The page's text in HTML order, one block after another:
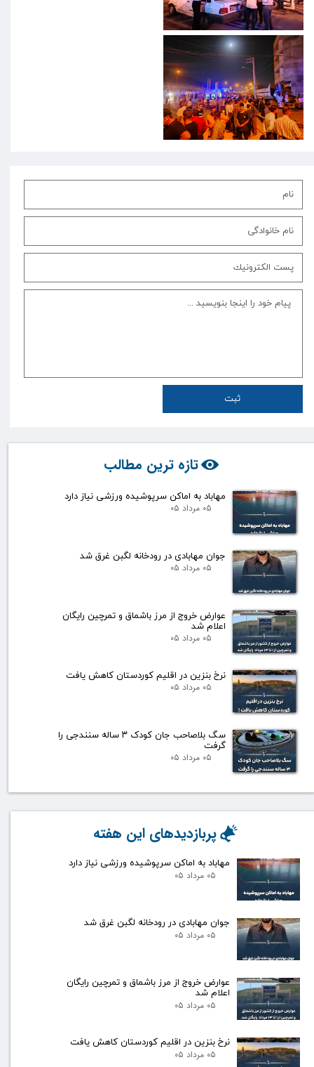
تازه ترین مطالب
مهاباد به اماکن سرپوشیده ورزشی نیاز دارد
۰۵ مرداد ۰۵
جوان مهابادی در رودخانه لگبن غرق شد
۰۵ مرداد ۰۵
عوارض خروج از مرز باشماق و تمرچین رایگان
اعلام شد
۰۵ مرداد ۰۵
نرخ بنزین در اقلیم کوردستان کاهش یافت
۰۵ مرداد ۰۵
سگ بلاصاحب جان کودک ۳ ساله سنندجی را
گرفت
۰۵ مرداد ۰۵
مهاباد به اماکن سرپوشیده ورزشی نیاز دارد
۰۵ مرداد ۰۵
جوان مهابادی در رودخانه لگبن غرق شد
۰۵ مرداد ۰۵
عوارض خروج از مرز باشماق و تمرچین رایگان
اعلام شد
۰۵ مرداد ۰۵
نرخ بنزین در اقلیم کوردستان کاهش یافت
۰۵ مرداد ۰۵
پربازدیدهای این هفته
ثبت